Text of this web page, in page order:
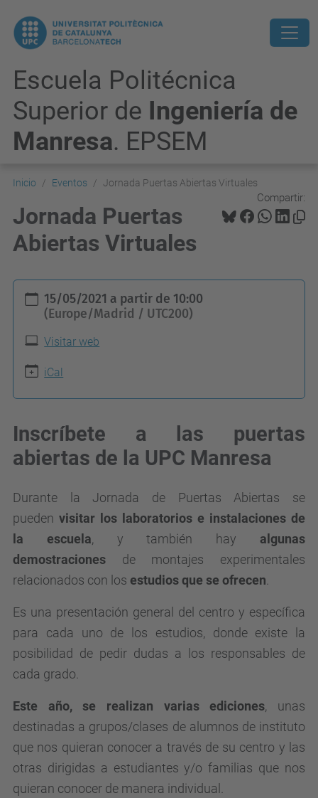
Escuela Politécnica
Superior de Ingeniería de
Manresa. EPSEM
Inicio Eventos Jornada Puertas Abiertas Virtuales
Compartir:
Jornada Puertas
Abiertas Virtuales
e
s
e
m
.
u
c
.
e
d
u
/
e
s
/
15/05/2021 a partir de 10:00
(Europe/Madrid / UTC200)
Visitar web
iCal
Inscríbete a las puertas
abiertas de la UPC Manresa
Durante la Jornada de Puertas Abiertas se
pueden visitar los laboratorios e instalaciones de
la escuela, y también hay algunas
demostraciones de montajes experimentales
relacionados con los estudios que se ofrecen
Es una presentación general del centro y específica
para cada uno de los estudios, donde existe la
posibilidad de pedir dudas a los responsables de
cada grado.
Este año, se realizan varias ediciones, unas
destinadas a grupos/clases de alumnos de instituto
que nos quieran conocer a través de su centro y las
otras dirigidas a estudiantes y/o familias que nos
quieran conocer de manera individual.